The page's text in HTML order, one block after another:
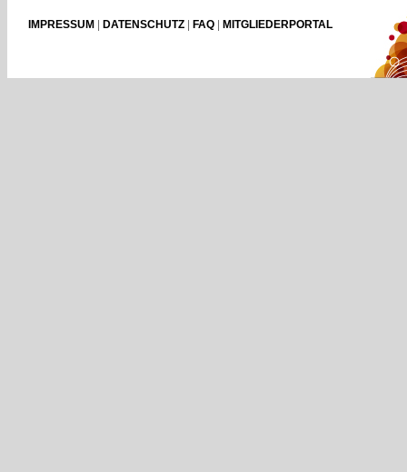
IMPRESSUM DATENSCHUTZ FAQ MITGLIEDERPORTAL